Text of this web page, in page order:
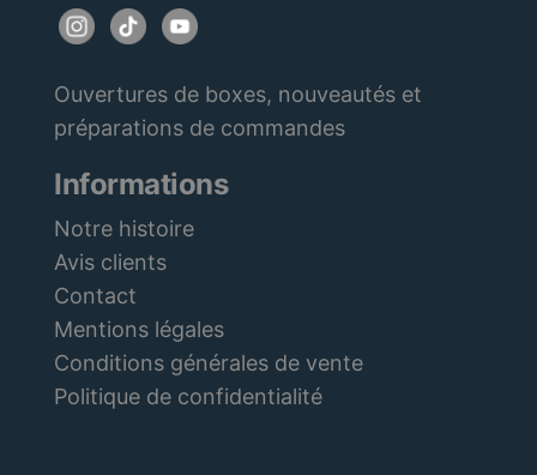
Ouvertures de boxes, nouveautés et
préparations de commandes
Informations
Notre histoire
Avis clients
Contact
Mentions légales
Conditions générales de vente
Politique de confidentialité